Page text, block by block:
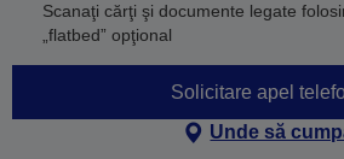
Scanaţi cărţi şi documente legate
„flatbed” opţional
Solicitare apel
Unde să